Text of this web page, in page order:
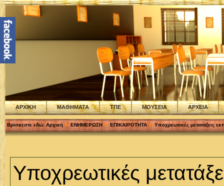
ΑΡΧΙΚΗ ΜΑΘΗΜΑΤΑ ΤΠΕ ΜΟΥΣΕΙΑ ΑΡΧΕΙΑ
Βρίσκεστε εδώ: Αρχική ΕΝΗΜΕΡΩΣΗ ΕΠΙΚΑΙΡΟΤΗΤΑ Υποχρεωτικές μετατάξεις
Υποχρεωτικές